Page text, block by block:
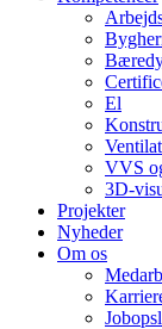
El
VVS
3D-
Projekter
Nyheder
Om os